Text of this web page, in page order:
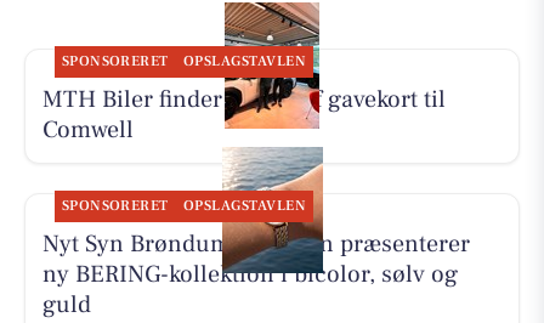
SPONSORERET OPSLAGSTAVLEN
MTH Biler finder vinder af gavekort til
Comwell
SPONSORERET OPSLAGSTAVLEN
Nyt Syn Brøndum Jeppesen præsenterer
ny BERING-kollektion i bicolor, sølv og
guld